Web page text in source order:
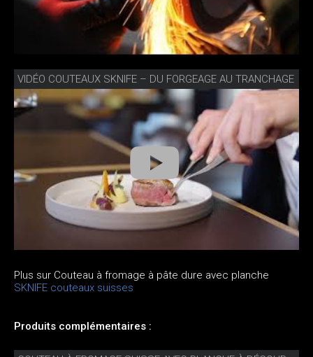
VIDÉO COUTEAUX SKNIFE – DU FORGEAGE AU TRANCHAGE
Plus sur Couteau à fromage à pâte dure avec planche
SKNIFE couteaux suisses
Produits complémentaires :